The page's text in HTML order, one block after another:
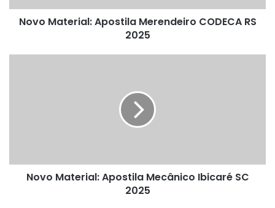
Novo Material: Apostila Merendeiro CODECA RS
2025
Novo Material: Apostila Mecânico Ibicaré SC
2025